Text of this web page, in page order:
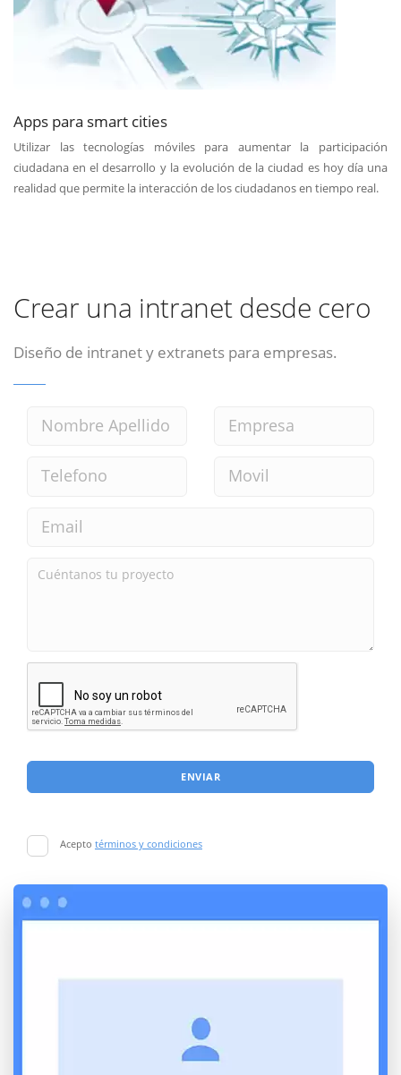
Apps para smart cities
Utilizar las tecnologías móviles para aumentar la participación
ciudadana en el desarrollo y la evolución de la ciudad es hoy día una
realidad que permite la interacción de los ciudadanos en tiempo real.
Crear una intranet desde cero
Diseño de intranet y extranets para empresas.
ENVIAR
Acepto términos y condiciones